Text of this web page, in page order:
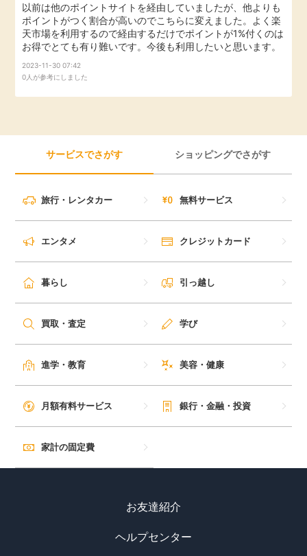
即日還元
アンケート
買い物
モニター
ポイ活お得情報
お友達紹介
カード比較
毎日ゲット
特集一覧
GMOポイ活の使い方
暮らし
引っ越し
学び
進学・教育
月額有料サービス
銀行・金融・投資
家計の固定費
以前は他のポイントサイトを経由していましたが、他よりも
ポイントがつく割合が高いのでこちらに変えました。よく楽
天市場を利用するので経由するだけでポイントが1%付くのは
お得でとても有り難いです。今後も利用したいと思います。
2023-11-30 07:42
0人が参考にしました
サービスでさがす ショッピングでさがす
旅行・レンタカー 無料サービス
エンタメ クレジットカード
暮らし 引っ越し
買取・査定 学び
進学・教育 美容・健康
月額有料サービス 銀行・金融・投資
家計の固定費
お友達紹介
ヘルプセンター